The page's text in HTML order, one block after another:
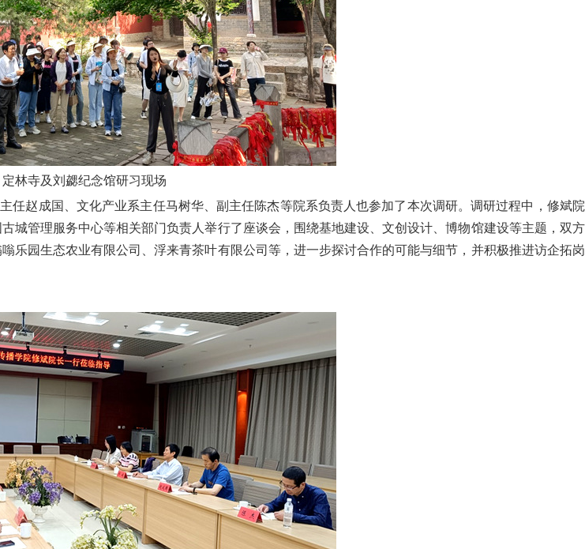
定林寺及刘勰纪念馆研习现场
任赵成国、文化产业系主任马树华、副主任陈杰等院系负责人也参加了本次调研。调研过程中，修斌
城管理服务中心等相关部门负责人举行了座谈会，围绕基地建设、文创设计、博物馆建设等主题，双
乐园生态农业有限公司、浮来青茶叶有限公司等，进一步探讨合作的可能与细节，并积极推进访企拓